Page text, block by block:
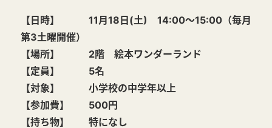
【日時】 11月18日(土) 14:00～15:00（毎月
第3土曜開催）
【場所】 2階 絵本ワンダーランド
【定員】 5名
【対象】 小学校の中学年以上
【参加費】 500円
【持ち物】 特になし